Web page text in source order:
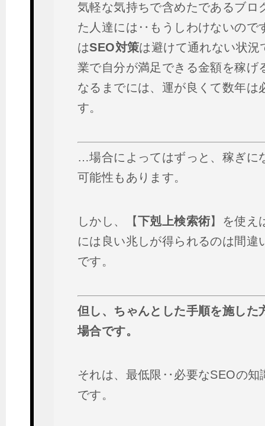
気軽な気持ちで含めたであるブロ
た人達には‥もうしわけないので
はSEO対策は避けて通れない状況
業で自分が満足できる金額を稼げ
なるまでには、運が良くて数年は
す。
…場合によってはずっと、稼ぎに
可能性もあります。
しかし、【下剋上検索術】を使え
には良い兆しが得られるのは間違
です。
但し、ちゃんとした手順を施した
場合です。
それは、最低限‥必要なSEOの知
です。